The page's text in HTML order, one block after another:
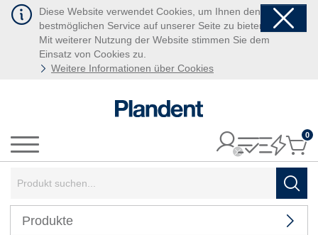
Diese Website verwendet Cookies, um Ihnen den
bestmöglichen Service auf unserer Seite zu bieten.
Mit weiterer Nutzung der Website stimmen Sie dem
Einsatz von Cookies zu.
Weitere Informationen über Cookies
Menü
0
Produkte